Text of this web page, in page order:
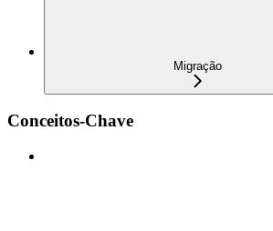
Migração
Conceitos-Chave